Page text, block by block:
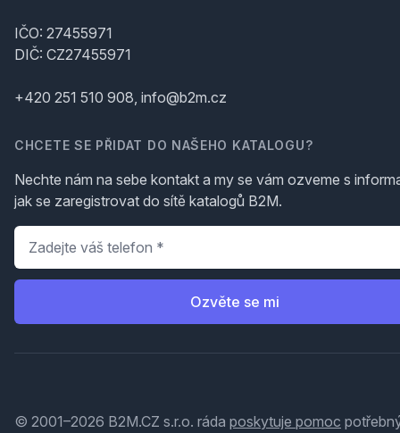
IČO: 27455971
DIČ: CZ27455971
+420 251 510 908, info@b2m.cz
CHCETE SE PŘIDAT DO NAŠEHO KATALOGU?
Nechte nám na sebe kontakt a my se vám ozveme s
jak se zaregistrovat do sítě katalogů B2M.
Telefon
Ozvěte se mi
© 2001–2026 B2M.CZ s.r.o. ráda poskytuje pomoc